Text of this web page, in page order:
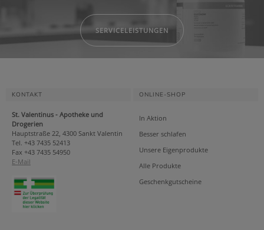
SERVICELEISTUNGEN
KONTAKT
St. Valentinus - Apotheke und
Drogerien
Hauptstraße 22, 4300 Sankt Valentin
Tel. +43 7435 52413
Fax +43 7435 54950
E-Mail
ONLINE-SHOP
In Aktion
Besser schlafen
Unsere Eigenprodukte
Alle Produkte
Geschenkgutscheine